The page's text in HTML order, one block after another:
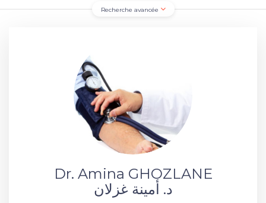
Recherche avancée
Dr. Amina GHOZLANE
د. أمينة غزلان